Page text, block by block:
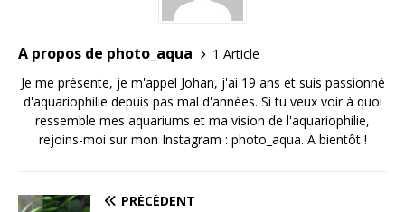
A propos de photo_aqua
1 Article
Je me présente, je m'appel Johan, j'ai 19 ans et suis passionné
d'aquariophilie depuis pas mal d'années. Si tu veux voir à quoi
ressemble mes aquariums et ma vision de l'aquariophilie,
rejoins-moi sur mon Instagram : photo_aqua. A bientôt !
PRÉCÉDENT